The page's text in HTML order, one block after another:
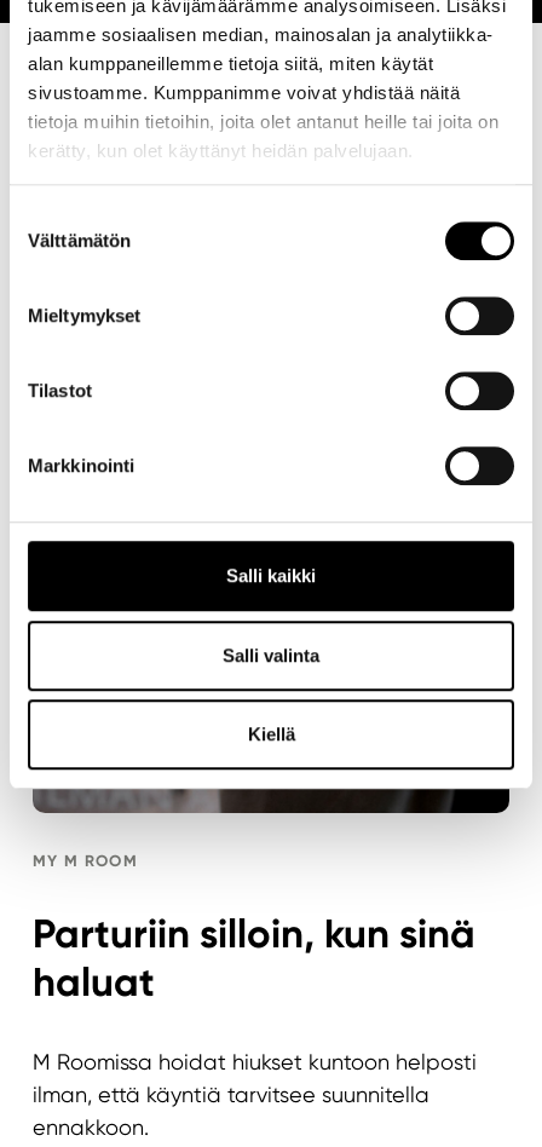
tukemiseen ja kävijämäärämme analysoimiseen. Lisäksi
jaamme sosiaalisen median, mainosalan ja analytiikka-
alan kumppaneillemme tietoja siitä, miten käytät
sivustoamme. Kumppanimme voivat yhdistää näitä
tietoja muihin tietoihin, joita olet antanut heille tai joita on
kerätty, kun olet käyttänyt heidän palvelujaan.
valinta
Välttämätön
Mieltymykset
Tilastot
Markkinointi
Salli kaikki
Salli valinta
Kiellä
MY M ROOM
Parturiin silloin, kun sinä
haluat
M Roomissa hoidat hiukset kuntoon helposti
ilman, että käyntiä tarvitsee suunnitella
ennakkoon.